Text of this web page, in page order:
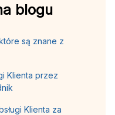
blogu
są znane z
Klienta przez
Klienta za